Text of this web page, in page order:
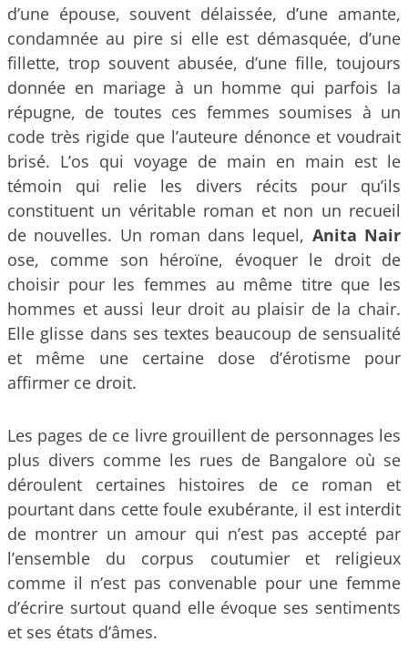
d’une épouse, souvent délaissée, d’une amante,
condamnée au pire si elle est démasquée, d’une
fillette, trop souvent abusée, d’une fille, toujours
donnée en mariage à un homme qui parfois la
répugne, de toutes ces femmes soumises à un
code très rigide que l’auteure dénonce et voudrait
brisé. L’os qui voyage de main en main est le
témoin qui relie les divers récits pour qu’ils
constituent un véritable roman et non un recueil
de nouvelles. Un roman dans lequel, Anita Nair
ose, comme son héroïne, évoquer le droit de
choisir pour les femmes au même titre que les
hommes et aussi leur droit au plaisir de la chair.
Elle glisse dans ses textes beaucoup de sensualité
et même une certaine dose d’érotisme pour
affirmer ce droit.
Les pages de ce livre grouillent de personnages les
plus divers comme les rues de Bangalore où se
déroulent certaines histoires de ce roman et
pourtant dans cette foule exubérante, il est interdit
de montrer un amour qui n’est pas accepté par
l’ensemble du corpus coutumier et religieux
comme il n’est pas convenable pour une femme
d’écrire surtout quand elle évoque ses sentiments
et ses états d’âmes.